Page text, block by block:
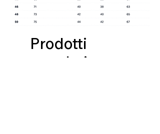
Prodotti
correlati